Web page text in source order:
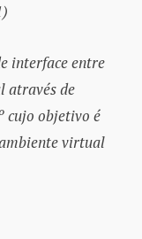
interface entre
através de
cujo objetivo é
virtual